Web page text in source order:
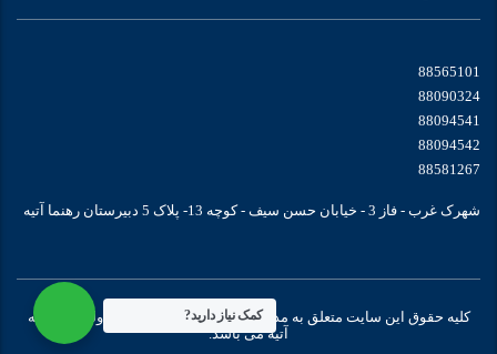
88565101
88090324
88094541
88094542
88581267
شهرک غرب - فاز 3 - خیابان حسن سیف - کوچه 13- پلاک 5 دبیرستان رهنما آتیه
کلیه حقوق این سایت متعلق به مدرسه متوسطه سه زبانه غیر دولتی دخترانه
آتیه می باشد.
کمک نیاز دارید?